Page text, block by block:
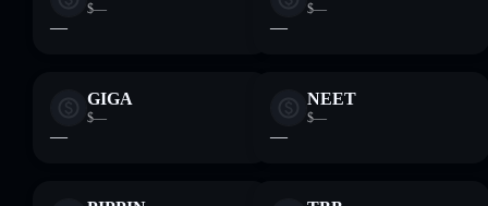
$—
—
$—
—
GIGA
$—
—
NEET
$—
—